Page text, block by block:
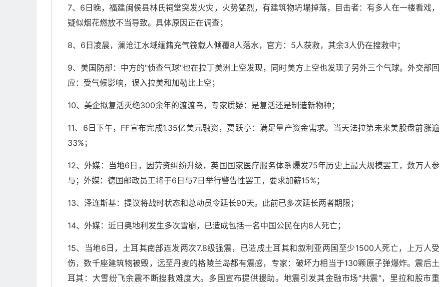
7、6日晚，福建闽侯县林氏祠堂突发火灾，火势猛烈，有建筑物坍塌掉落，目击者：有多人在一楼看戏，
疑似烟花燃放不当导致。具体原因正在调查；
8、6日凌晨，澜沧江水域缅籍充气筏载人倾覆8人落水，官方：5人获救，其余3人仍在搜救中；
9、美国防部：中方的"侦查气球"也在拉丁美洲上空发现，同时美方上空也发现了另外三个气球。外交部回
应：受气候影响，误入拉美和加勒比上空；
10、美企拟复活灭绝300余年的渡渡鸟，专家质疑：是复活还是制造新物种；
11、6日下午，FF宣布完成1.35亿美元融资，贾跃亭：满足量产资金需求。当天法拉第未来美股盘前涨逾
33%；
12、外媒：当地6日，因劳资纠纷升级，英国国家医疗服务体系爆发75年历史上最大规模罢工，数万人参
与；外媒：德国邮政员工将于6日与7日举行警告性罢工，要求加薪15%；
13、泽连斯基：提议将战时状态和总动员令延长90天。此前已多次延长两者期限；
14、外媒：近日奥地利发生多次雪崩，已造成包括一名中国公民在内8人死亡；
15、当地6日，土耳其南部连发两次7.8级强震，已造成土耳其和叙利亚两国至少1500人死亡，上万人受
伤，数千座建筑物被毁，远至丹麦的格陵兰岛都有震感，专家：破坏力相当于130颗原子弹爆炸。震后土
耳其：大雪纷飞余震不断搜救难度大。多国宣布提供援助。地震引发其金融市场"共震"，里拉和股市重